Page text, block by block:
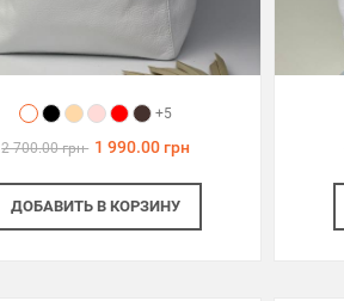
+5
2 700.00 грн 1 990.00 грн
ДОБАВИТЬ В КОРЗИНУ